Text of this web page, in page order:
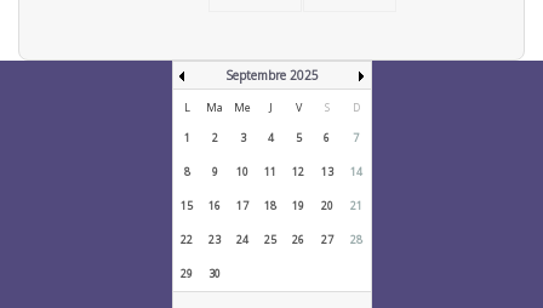
Septembre 2025
L Ma Me J V S
D
1
2 3 4 5 6 7
8 9 10 11 12 13 14
15 16 17 18 19 20 21
22 23 24 25 26 27 28
29 30